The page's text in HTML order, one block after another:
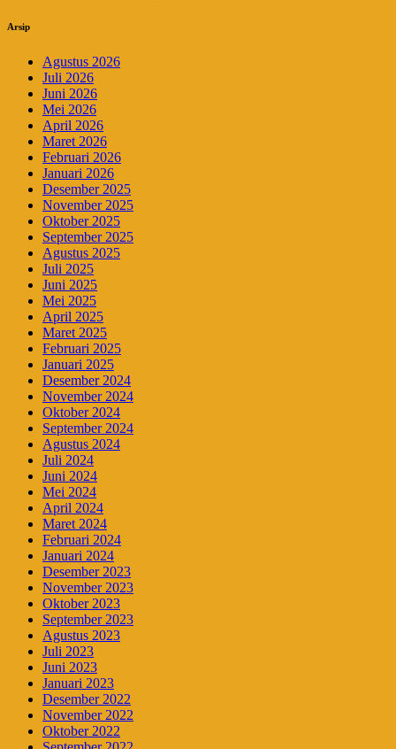
Arsip
Agustus 2026
Juli 2026
Juni 2026
Mei 2026
April 2026
Maret 2026
Februari 2026
Januari 2026
Desember 2025
November 2025
Oktober 2025
September 2025
Agustus 2025
Juli 2025
Juni 2025
Mei 2025
April 2025
Maret 2025
Februari 2025
Januari 2025
Desember 2024
November 2024
Oktober 2024
September 2024
Agustus 2024
Juli 2024
Juni 2024
Mei 2024
April 2024
Maret 2024
Februari 2024
Januari 2024
Desember 2023
November 2023
Oktober 2023
September 2023
Agustus 2023
Juli 2023
Juni 2023
Januari 2023
Desember 2022
November 2022
Oktober 2022